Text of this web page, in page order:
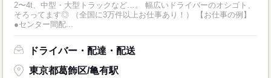
2〜4t、中型・大型トラックなど…。 幅広いドライバーのオシゴト、
そろってます◎ （全国に3万件以上お仕事あり！） 【お仕事の例】
●センター間配...
ドライバー・配達・配送
東京都葛飾区/亀有駅